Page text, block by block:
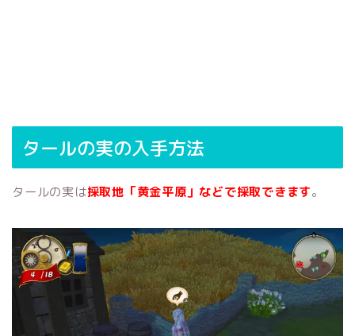
タールの実の入手方法
タールの実は採取地「黄金平原」などで採取できます。